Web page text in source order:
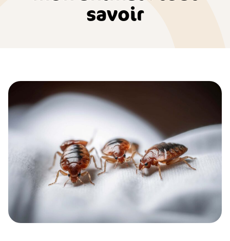
savoir
Les punaises de lit et mon animal : tout savoir